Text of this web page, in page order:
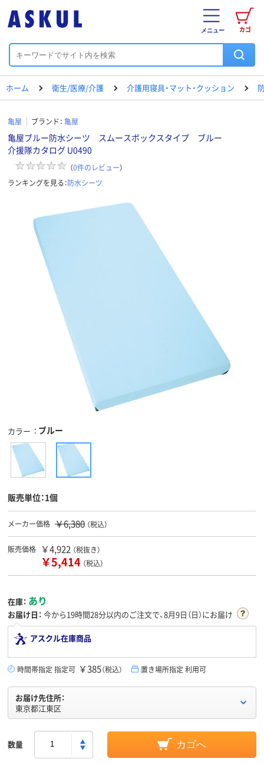
カゴ
メニュー
ホーム 衛生/医療/介護 介護用寝具・マット・クッション
亀屋 ブランド： 亀屋
亀屋ブルー防水シーツ スムースボックスタイプ ブルー
介援隊カタログ U0490
（0件のレビュー）
ランキングを見る：防水シーツ
カラー ブルー
販売単位：1個
メーカー価格 ￥6,380 （税込）
販売価格 ￥4,922 （税抜き）
￥5,414 （税込）
在庫： あり
お届け日： 今から19時間28分以内のご注文で、8月9日（日）にお届け
アスクル在庫商品
時間帯指定 指定可 ￥385（税込） 置き場所指定 利用可
お届け先住所：
東京都江東区
数量 カゴへ